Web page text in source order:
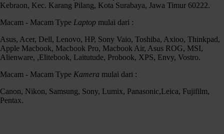
Kebraon, Kec. Karang Pilang, Kota Surabaya, Jawa Timur 60222.
Macam - Macam Type Laptop mulai dari :
Asus, Acer, Dell, Lenovo, HP, Sony Vaio, Toshiba, Axioo, Thinkpad,
Apple Macbook, Macbook Pro, Macbook Air, Asus ROG, MSI,
Alienware, ,Elitebook, Laitutude, Probook, XPS, Envy, Vostro.
Macam - Macam Type Kamera mulai dari :
Canon, Nikon, Samsung, Sony, Lumix, Panasonic,Leica, Fujifilm,
Pentax.